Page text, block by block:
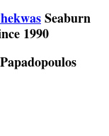
Seaburn
1990